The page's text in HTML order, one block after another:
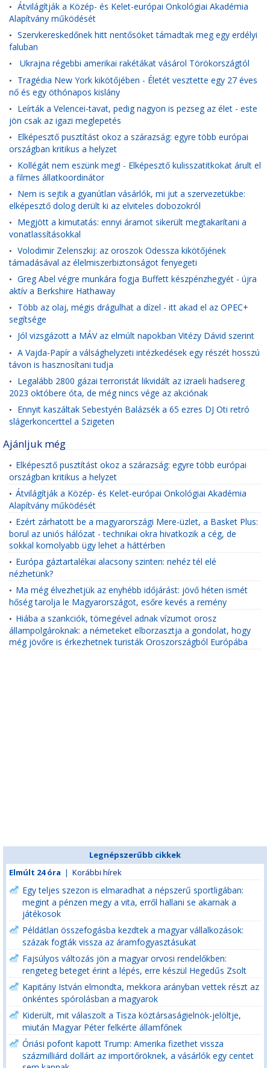
• Átvilágítják a Közép- és Kelet-európai Onkológiai Akadémia
Alapítvány működését
• Szervkereskedőnek hitt nentősöket támadtak meg egy erdélyi
faluban
•
Ukrajna régebbi amerikai rakétákat vásárol Törökországtól
• Tragédia New York kikötőjében - Életét vesztette egy 27 éves
nő és egy öthónapos kislány
• Leírták a Velencei-tavat, pedig nagyon is pezseg az élet - este
jön csak az igazi meglepetés
• Elképesztő pusztítást okoz a szárazság: egyre több európai
országban kritikus a helyzet
• Kollégát nem eszünk meg! - Elképesztő kulisszatitkokat árult el
a filmes állatkoordinátor
• Nem is sejtik a gyanútlan vásárlók, mi jut a szervezetükbe:
elképesztő dolog derült ki az elviteles dobozokról
• Megjött a kimutatás: ennyi áramot sikerült megtakarítani a
vonatlassításokkal
• Volodimir Zelenszkij: az oroszok Odessza kikötőjének
támadásával az élelmiszerbiztonságot fenyegeti
• Greg Abel végre munkára fogja Buffett készpénzhegyét - újra
aktív a Berkshire Hathaway
• Több az olaj, mégis drágulhat a dízel - itt akad el az OPEC+
segítsége
• Jól vizsgázott a MÁV az elmúlt napokban Vitézy Dávid szerint
• A Vajda-Papír a válsághelyzeti intézkedések egy részét hosszú
távon is hasznosítani tudja
• Legalább 2800 gázai terroristát likvidált az izraeli hadsereg
2023 októbere óta, de még nincs vége az akciónak
• Ennyit kaszáltak Sebestyén Balázsék a 65 ezres DJ Oti retró
slágerkoncerttel a Szigeten
Ajánljuk még
• Elképesztő pusztítást okoz a szárazság: egyre több európai
országban kritikus a helyzet
• Átvilágítják a Közép- és Kelet-európai Onkológiai Akadémia
Alapítvány működését
• Ezért zárhatott be a magyarországi Mere-üzlet, a Basket Plus:
borul az uniós hálózat - technikai okra hivatkozik a cég, de
sokkal komolyabb ügy lehet a háttérben
• Európa gáztartalékai alacsony szinten: nehéz tél elé
nézhetünk?
• Ma még élvezhetjük az enyhébb időjárást: jövő héten ismét
hőség tarolja le Magyarországot, esőre kevés a remény
• Hiába a szankciók, tömegével adnak vízumot orosz
állampolgároknak: a németeket elborzasztja a gondolat, hogy
még jövőre is érkezhetnek turisták Oroszországból Európába
Legnépszerűbb cikkek
Elmúlt 24 óra | Korábbi hírek
Egy teljes szezon is elmaradhat a népszerű sportligában:
megint a pénzen megy a vita, erről hallani se akarnak a
játékosok
Példátlan összefogásba kezdtek a magyar vállalkozások:
százak fogták vissza az áramfogyasztásukat
Fajsúlyos változás jön a magyar orvosi rendelőkben:
rengeteg beteget érint a lépés, erre készül Hegedűs Zsolt
Kapitány István elmondta, mekkora arányban vettek részt az
önkéntes spórolásban a magyarok
Kiderült, mit válaszolt a Tisza köztársaságielnök-jelöltje,
miután Magyar Péter felkérte államfőnek
Óriási pofont kapott Trump: Amerika fizethet vissza
százmilliárd dollárt az importőröknek, a vásárlók egy centet